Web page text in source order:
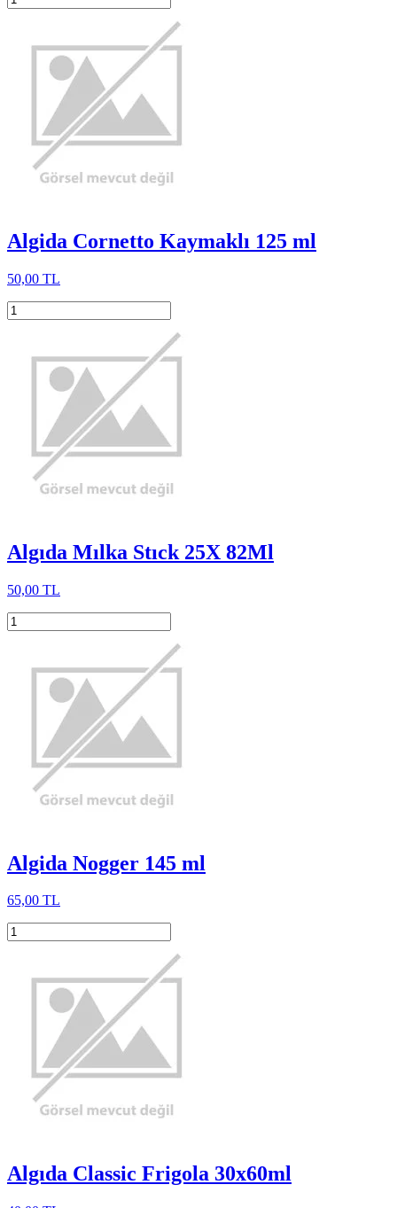
Algida Cornetto Kaymaklı 125 ml
50,00 TL
Algıda Mılka Stıck 25X 82Ml
50,00 TL
Algida Nogger 145 ml
65,00 TL
Algıda Classic Frigola 30x60ml